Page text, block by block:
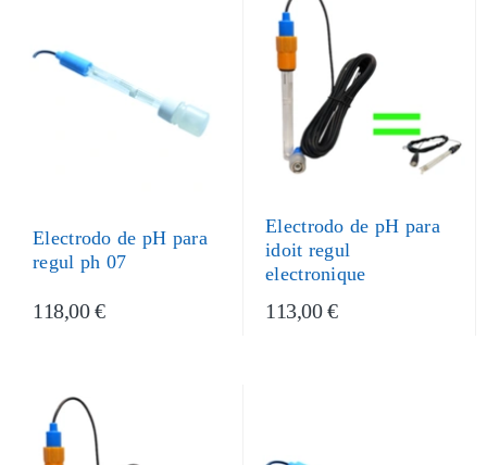
Electrodo de pH para
regul ph 07
118,00 €
Electrodo de pH para
idoit regul
electronique
113,00 €